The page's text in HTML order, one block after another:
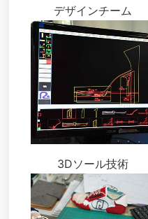
デザインチーム
3Dソール技術